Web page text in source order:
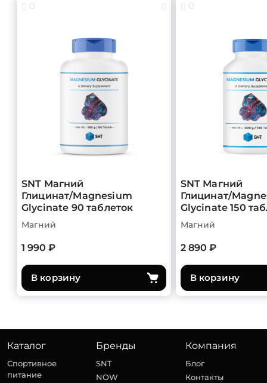
0
SNT Магний
Глицинат/Magnesium
Glycinate 90 таблеток
Магний
1 990 ₽
В корзину
0
SNT Магний
Глицинат/
Glycinate 150
Магний
2 890 ₽
В корзину
Каталог
Спортивное
питание
Бренды
SNT
NOW
Компания
Блог
Контакты